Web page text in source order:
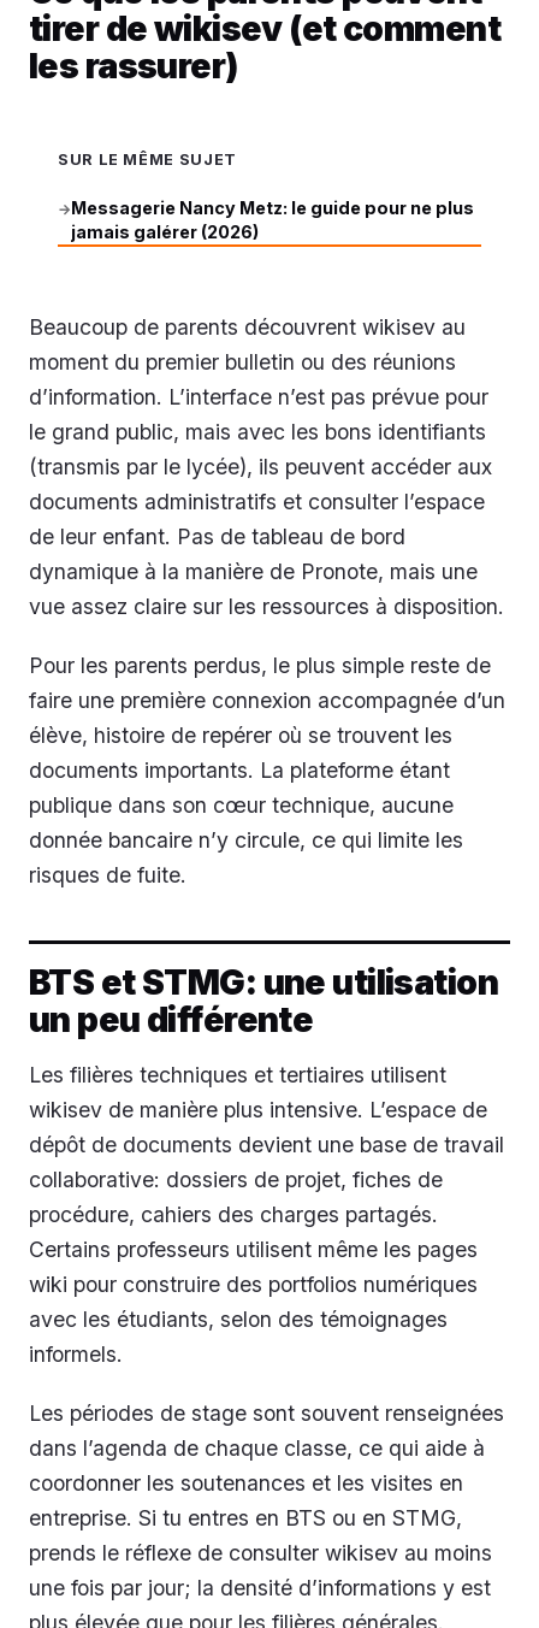
tirer de wikisev (et comment
les rassurer)
SUR LE MÊME SUJET
→ Messagerie Nancy Metz: le guide pour ne plus
jamais galérer (2026)
Beaucoup de parents découvrent wikisev au
moment du premier bulletin ou des réunions
d’information. L’interface n’est pas prévue pour
le grand public, mais avec les bons identifiants
(transmis par le lycée), ils peuvent accéder aux
documents administratifs et consulter l’espace
de leur enfant. Pas de tableau de bord
dynamique à la manière de Pronote, mais une
vue assez claire sur les ressources à disposition.
Pour les parents perdus, le plus simple reste de
faire une première connexion accompagnée d’un
élève, histoire de repérer où se trouvent les
documents importants. La plateforme étant
publique dans son cœur technique, aucune
donnée bancaire n’y circule, ce qui limite les
risques de fuite.
BTS et STMG: une utilisation
un peu différente
Les filières techniques et tertiaires utilisent
wikisev de manière plus intensive. L’espace de
dépôt de documents devient une base de travail
collaborative: dossiers de projet, fiches de
procédure, cahiers des charges partagés.
Certains professeurs utilisent même les pages
wiki pour construire des portfolios numériques
avec les étudiants, selon des témoignages
informels.
Les périodes de stage sont souvent renseignées
dans l’agenda de chaque classe, ce qui aide à
coordonner les soutenances et les visites en
entreprise. Si tu entres en BTS ou en STMG,
prends le réflexe de consulter wikisev au moins
une fois par jour; la densité d’informations y est